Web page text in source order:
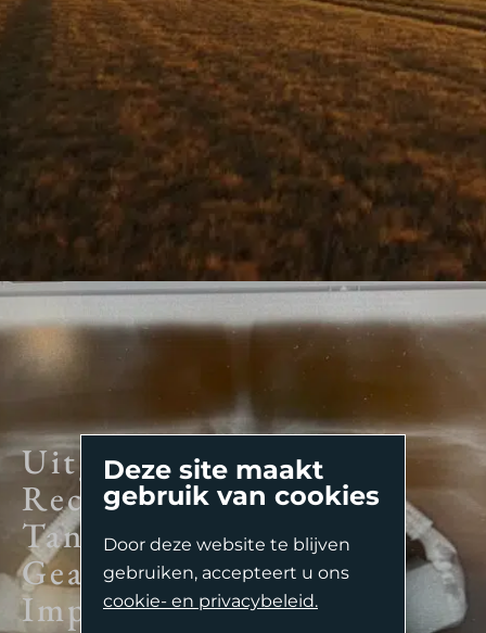
Second Opinion
Oriënterend Gesprek
Uitgebreide
Reconstructieve
Tandheelkunde &
Geavanceerde
Implantologie.
Complexe Endodontologie.
Deze site maakt
gebruik van cookies
Door deze website te blijven
gebruiken, accepteert u ons
cookie- en privacybeleid.